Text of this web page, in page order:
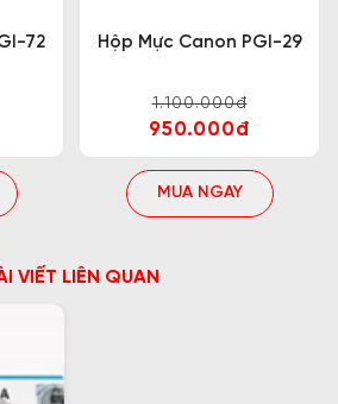
72 Hộp Mực Canon PGI-29
1.100.000đ
950.000đ
MUA NGAY
VIẾT LIÊN QUAN